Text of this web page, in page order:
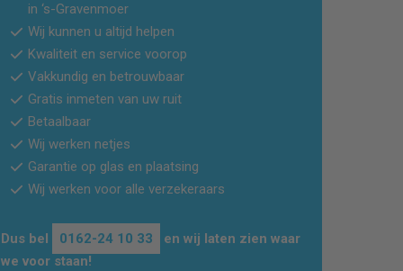
in ‘s-Gravenmoer
Wij kunnen u altijd helpen
Kwaliteit en service voorop
Vakkundig en betrouwbaar
Gratis inmeten van uw ruit
Betaalbaar
Wij werken netjes
Garantie op glas en plaatsing
Wij werken voor alle verzekeraars
Dus bel 0162-24 10 33
en wij laten zien waar
we voor staan!